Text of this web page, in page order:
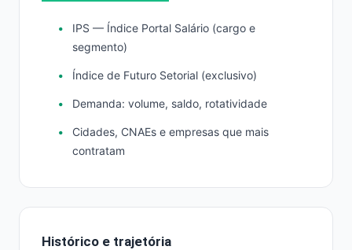
IPS — Índice Portal Salário (cargo e
segmento)
Índice de Futuro Setorial (exclusivo)
Demanda: volume, saldo, rotatividade
Cidades, CNAEs e empresas que mais
contratam
Histórico e trajetória